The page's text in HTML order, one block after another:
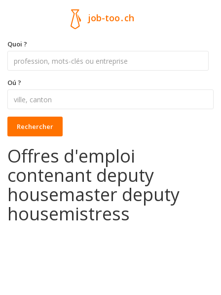
job-too.ch
Quoi ?
Oú ?
Rechercher
Offres d'emploi
contenant deputy
housemaster deputy
housemistress